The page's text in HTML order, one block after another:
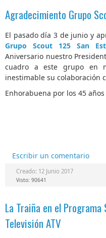
Agradecimiento Grupo
El pasado día 3 de junio y
Grupo Scout 125 San
Aniversario nuestro
cuadro a este grupo en
inestimable su colaboración
Enhorabuena por los 45
Escribir un comentario
Creado: 12 Junio 2017
Visto: 90641
La Traiña en el
Televisión ATV